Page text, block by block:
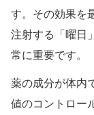
す。その効果を
注射する「曜日
常に重要です。
薬の成分が体内
値のコントロー